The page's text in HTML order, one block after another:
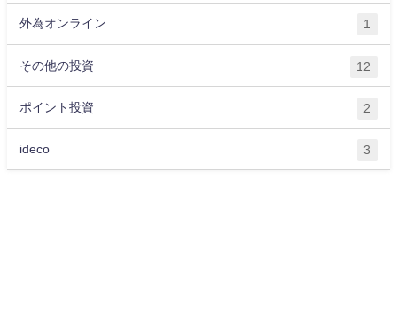
外為オンライン 1
その他の投資 12
ポイント投資 2
ideco 3